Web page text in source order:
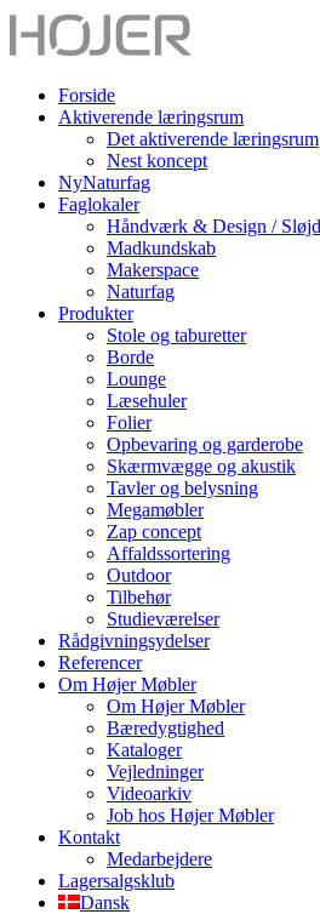
Forside
Aktiverende læringsrum
Det aktiverende læringsrum
Nest koncept
NyNaturfag
Faglokaler
Håndværk & Design /
Madkundskab
Makerspace
Naturfag
Produkter
Stole og taburetter
Borde
Lounge
Læsehuler
Folier
Opbevaring og garderobe
Skærmvægge og akustik
Tavler og belysning
Megamøbler
Zap concept
Affaldssortering
Outdoor
Tilbehør
Studieværelser
Rådgivningsydelser
Referencer
Om Højer Møbler
Om Højer Møbler
Bæredygtighed
Kataloger
Vejledninger
Videoarkiv
Job hos Højer Møbler
Kontakt
Medarbejdere
Lagersalgsklub
Dansk